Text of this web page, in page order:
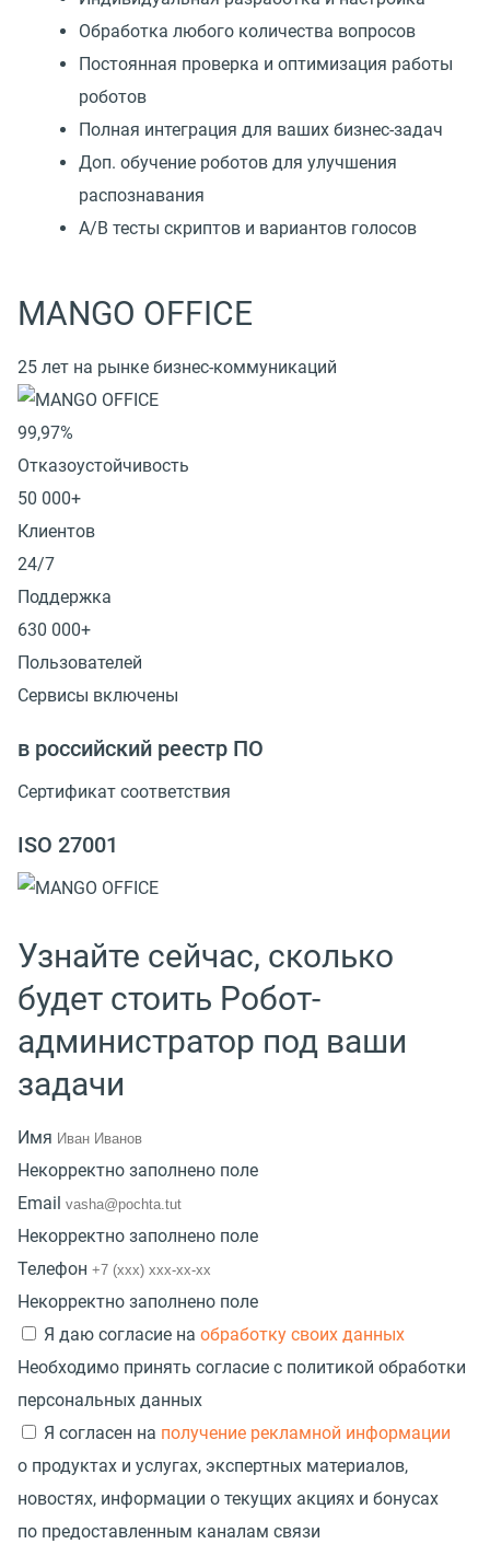
Обработка любого количества вопросов
Постоянная проверка и оптимизация работы
роботов
Полная интеграция для ваших бизнес-задач
Доп. обучение роботов для улучшения
распознавания
А/В тесты скриптов и вариантов голосов
MANGO OFFICE
25 лет на рынке бизнес-коммуникаций
99,97%
Отказоустойчивость
50 000+
Клиентов
24/7
Поддержка
630 000+
Пользователей
Сервисы включены
в российский реестр ПО
Сертификат соответствия
ISO 27001
Узнайте сейчас, сколько
будет стоить Робот-
администратор под ваши
задачи
Имя
Некорректно заполнено поле
Email
Некорректно заполнено поле
Телефон
Некорректно заполнено поле
Я даю согласие на обработку своих данных
Необходимо принять согласие с политикой обработки
персональных данных
Я согласен на получение рекламной информации
о продуктах и услугах, экспертных материалов,
новостях, информации о текущих акциях и бонусах
по предоставленным каналам связи